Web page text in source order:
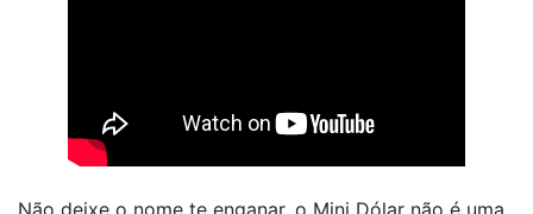
Não deixe o nome te enganar, o Mini Dólar não é uma